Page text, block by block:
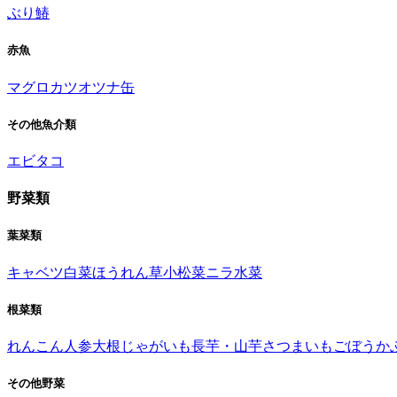
ぶり 鰆
赤魚
マグロ カツオツナ缶
その他魚介類
エビタコ
野菜類
葉菜類
キャベツ白菜ほうれん草小松菜ニラ水菜
根菜類
れんこん 人参大根 じゃがいも長芋・山芋さつまいも ごぼう か
その他野菜